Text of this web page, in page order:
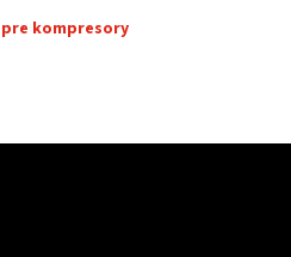
kompresory